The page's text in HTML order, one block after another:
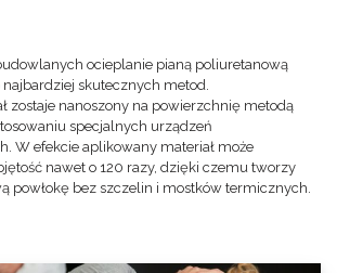
ocieplanie pianą poliuretanową
najbardziej skutecznych metod.
zostaje nanoszony na powierzchnię metodą
specjalnych urządzeń
W efekcie aplikowany materiał może
nawet o 120 razy, dzięki czemu tworzy
powłokę bez szczelin i mostków termicznych.